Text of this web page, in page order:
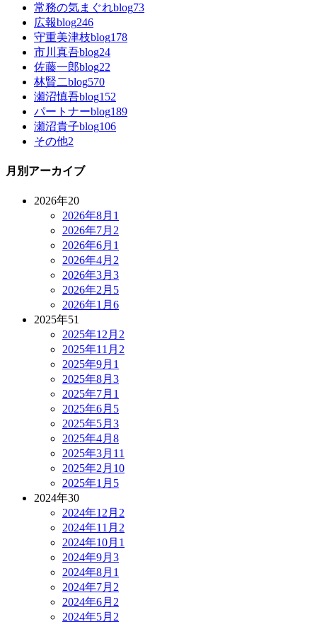
常務の気まぐれblog73
広報blog246
守重美津枝blog178
市川真吾blog24
佐藤一郎blog22
林賢二blog570
瀬沼慎吾blog152
パートナーblog189
瀬沼貴子blog106
その他2
月別アーカイブ
2026年20
2026年8月 1
2026年7月 2
2026年6月 1
2026年4月 2
2026年3月 3
2026年2月 5
2026年1月 6
2025年51
2025年12月 2
2025年11月 2
2025年9月 1
2025年8月 3
2025年7月 1
2025年6月 5
2025年5月 3
2025年4月 8
2025年3月 11
2025年2月 10
2025年1月 5
2024年30
2024年12月 2
2024年11月 2
2024年10月 1
2024年9月 3
2024年8月 1
2024年7月 2
2024年6月 2
2024年5月 2